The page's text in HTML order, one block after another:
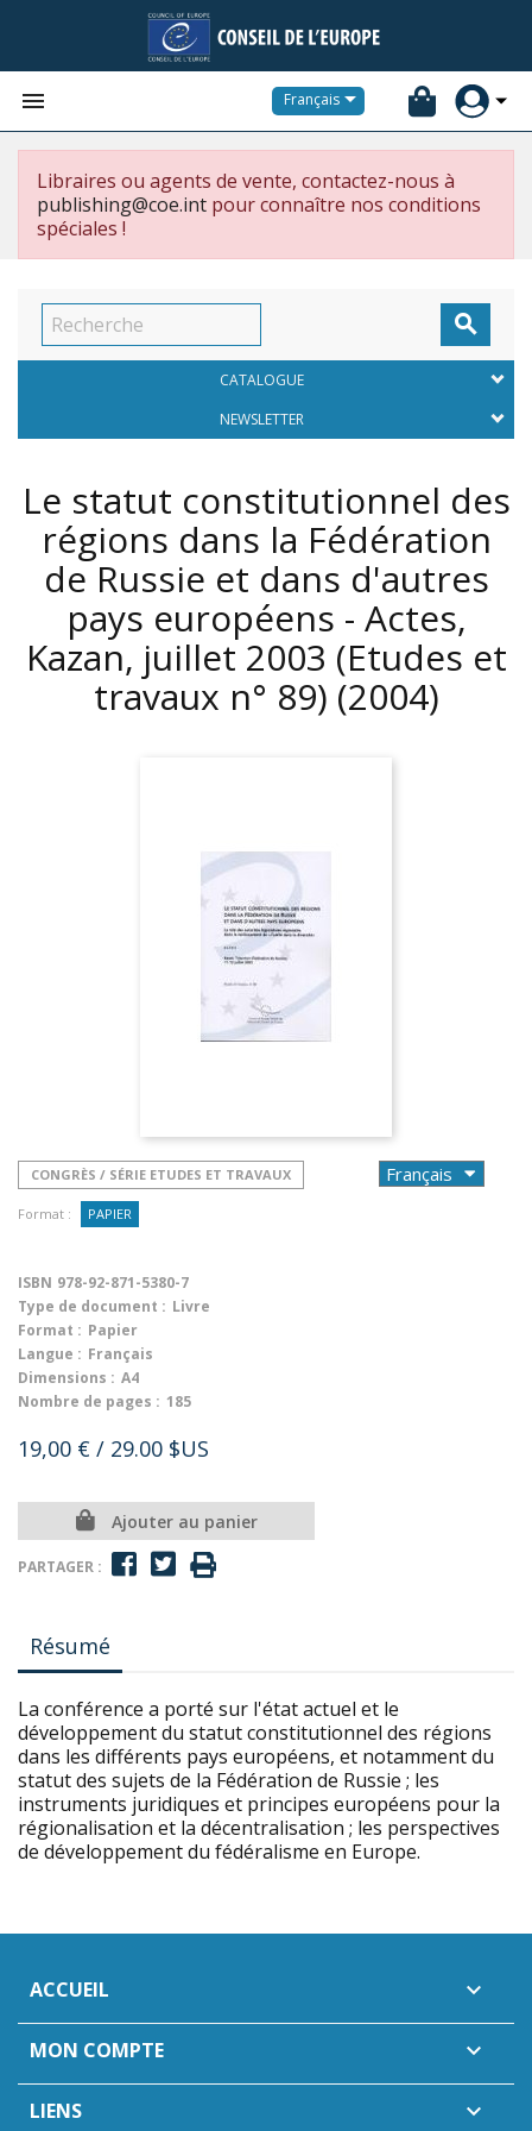
 Français
Libraires ou agents de vente, contactez-nous à
publishing@coe.int pour connaître nos conditions
spéciales !

CATALOGUE
NEWSLETTER
Le statut constitutionnel des
régions dans la Fédération
de Russie et dans d'autres
pays européens - Actes,
Kazan, juillet 2003 (Etudes et
travaux n° 89) (2004)
CONGRÈS / SÉRIE ETUDES ET TRAVAUX
Format : PAPIER
ISBN 978-92-871-5380-7
Type de document : Livre
Format : Papier
Langue : Français
Dimensions : A4
Nombre de pages : 185
19,00 € / 29.00 $US
Ajouter au panier
PARTAGER :
Résumé
La conférence a porté sur l'état actuel et le
développement du statut constitutionnel des régions
dans les différents pays européens, et notamment du
statut des sujets de la Fédération de Russie ; les
instruments juridiques et principes européens pour la
régionalisation et la décentralisation ; les perspectives
de développement du fédéralisme en Europe.
ACCUEIL 
MON COMPTE 
LIENS 